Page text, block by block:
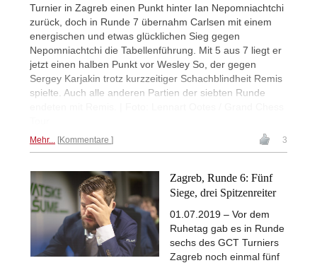
Turnier in Zagreb einen Punkt hinter Ian Nepomniachtchi
zurück, doch in Runde 7 übernahm Carlsen mit einem
energischen und etwas glücklichen Sieg gegen
Nepomniachtchi die Tabellenführung. Mit 5 aus 7 liegt er
jetzt einen halben Punkt vor Wesley So, der gegen
Sergey Karjakin trotz kurzzeitiger Schachblindheit Remis
spielte. Auch alle anderen Partien der siebten Runde
Mehr... Kommentare 3
Zagreb, Runde 6: Fünf
Siege, drei Spitzenreiter
01.07.2019 – Vor dem
Ruhetag gab es in Runde
sechs des GCT Turniers
Zagreb noch einmal fünf